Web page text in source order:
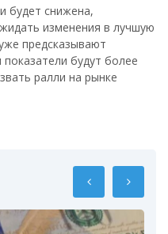
будет снижена,
изменения в лучшую
предсказывают
будут более
ралли на рынке